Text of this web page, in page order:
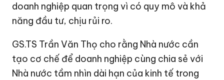
doanh nghiệp quan trọng vì có quy mô và khả
năng đầu tư, chịu rủi ro.
GS.TS Trần Văn Thọ cho rằng Nhà nước cần
tạo cơ chế để doanh nghiệp cùng chia sẻ với
Nhà nước tầm nhìn dài hạn của kinh tế trong